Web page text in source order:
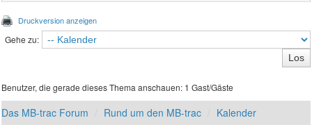
Druckversion anzeigen
Gehe zu:
Benutzer, die gerade dieses Thema anschauen: 1 Gast/Gäste
Das MB-trac Forum Rund um den MB-trac Kalender